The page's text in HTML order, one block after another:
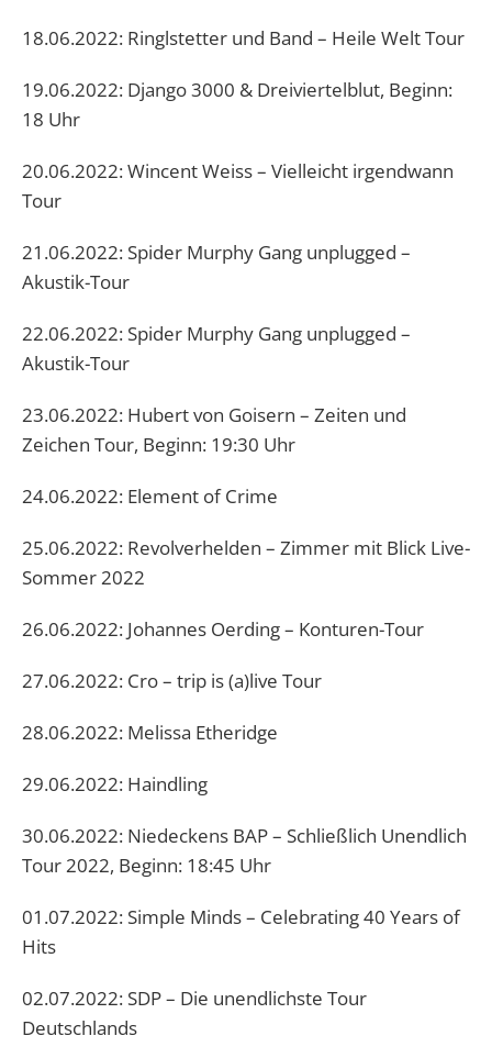
18.06.2022: Ringlstetter und Band – Heile Welt Tour
19.06.2022: Django 3000 & Dreiviertelblut, Beginn:
18 Uhr
20.06.2022: Wincent Weiss – Vielleicht irgendwann
Tour
21.06.2022: Spider Murphy Gang unplugged –
Akustik-Tour
22.06.2022: Spider Murphy Gang unplugged –
Akustik-Tour
23.06.2022: Hubert von Goisern – Zeiten und
Zeichen Tour, Beginn: 19:30 Uhr
24.06.2022: Element of Crime
25.06.2022: Revolverhelden – Zimmer mit Blick Live-
Sommer 2022
26.06.2022: Johannes Oerding – Konturen-Tour
27.06.2022: Cro – trip is (a)live Tour
28.06.2022: Melissa Etheridge
29.06.2022: Haindling
30.06.2022: Niedeckens BAP – Schließlich Unendlich
Tour 2022, Beginn: 18:45 Uhr
01.07.2022: Simple Minds – Celebrating 40 Years of
Hits
02.07.2022: SDP – Die unendlichste Tour
Deutschlands